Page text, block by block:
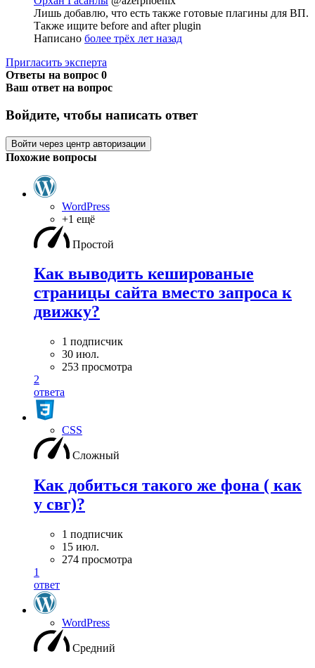
Лишь добавлю, что есть также готовые плагины для ВП.
Также ищите before and after plugin
Написано более трёх лет назад
Пригласить эксперта
Ответы на вопрос 0
Ваш ответ на вопрос
Войдите, чтобы написать ответ
Войти через центр авторизации
Похожие вопросы
WordPress
+1 ещё
Простой
Как выводить кешированые
страницы сайта вместо запроса к
движку?
1 подписчик
30 июл.
253 просмотра
2
ответа
CSS
Сложный
Как добиться такого же фона ( как
у свг)?
1 подписчик
15 июл.
274 просмотра
1
ответ
WordPress
Средний